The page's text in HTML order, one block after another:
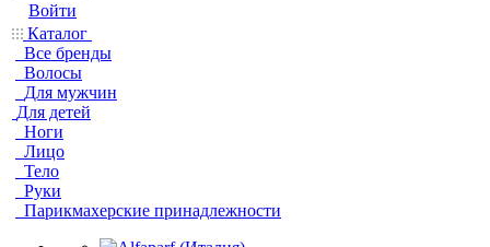
Войти
Каталог
Все бренды
Волосы
Для мужчин
Для детей
Ноги
Лицо
Тело
Руки
Парикмахерские принадлежности